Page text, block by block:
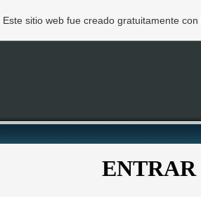
ENTRAR
Este sitio web fue creado gratuitamente con